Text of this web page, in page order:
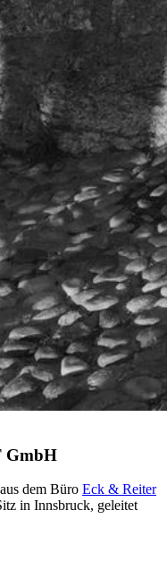
GmbH
dem Büro Eck & Reiter
in Innsbruck, geleitet